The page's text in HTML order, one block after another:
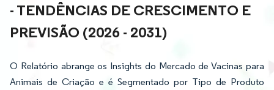
- TENDÊNCIAS DE CRESCIMENTO E
PREVISÃO (2026 - 2031)
O Relatório abrange os Insights do Mercado de Vacinas para
Animais de Criação e é Segmentado por Tipo de Produto